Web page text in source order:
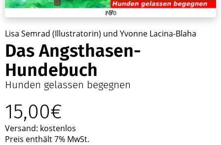
Lisa Semrad (Illustratorin) und Yvonne Lacina-Blaha
Das Angsthasen-
Hundebuch
Hunden gelassen begegnen
15,00€
Versand: kostenlos
Preis enthält 7% MwSt.